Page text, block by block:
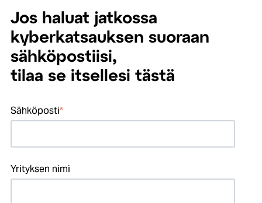
Jos haluat jatkossa
kyberkatsauksen suoraan
sähköpostiisi,
tilaa se itsellesi tästä
Sähköposti*
Yrityksen nimi